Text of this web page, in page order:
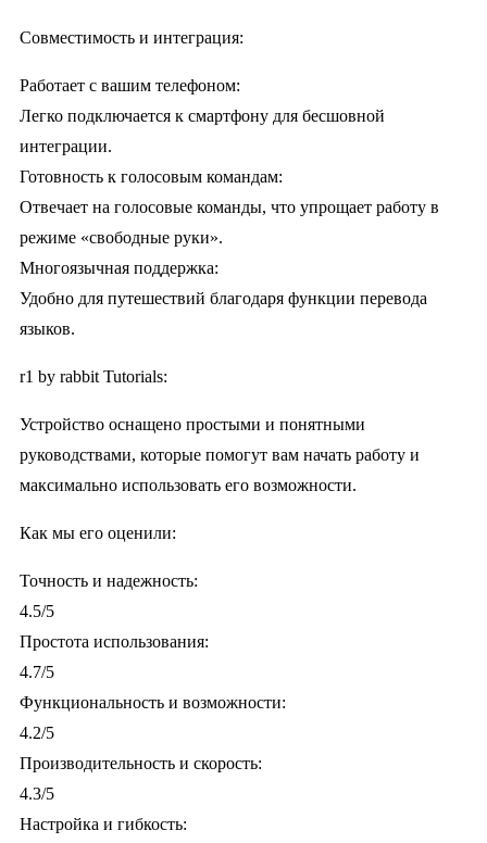
Совместимость и интеграция:
Работает с вашим телефоном:
Легко подключается к смартфону для бесшовной
интеграции.
Готовность к голосовым командам:
Отвечает на голосовые команды, что упрощает работу в
режиме «свободные руки».
Многоязычная поддержка:
Удобно для путешествий благодаря функции перевода
языков.
r1 by rabbit Tutorials:
Устройство оснащено простыми и понятными
руководствами, которые помогут вам начать работу и
максимально использовать его возможности.
Как мы его оценили:
Точность и надежность:
4.5/5
Простота использования:
4.7/5
Функциональность и возможности:
4.2/5
Производительность и скорость:
4.3/5
Настройка и гибкость: